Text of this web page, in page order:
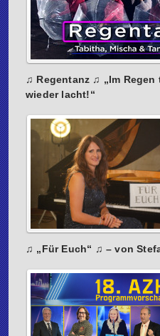
♫ Regentanz ♫ „Im
wieder lacht!“
♫ „Für Euch“ ♫ – von